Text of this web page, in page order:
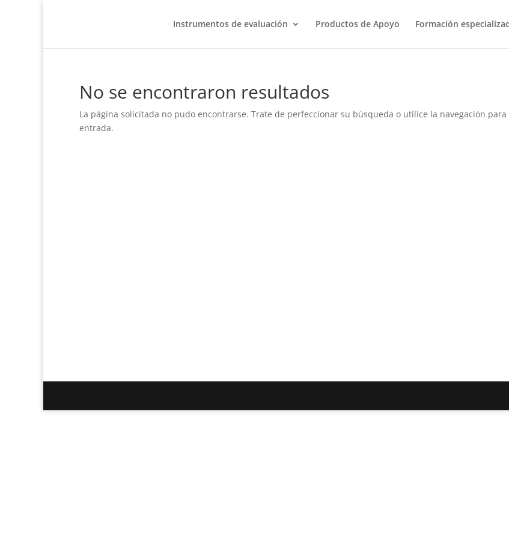
Instrumentos de evaluación Productos de Apoyo Formación
No se encontraron resultados
La página solicitada no pudo encontrarse. Trate de perfeccionar su búsqueda o utilice la navegación para
entrada.